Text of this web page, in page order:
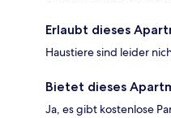
Erlaubt dieses
Haustiere sind leider
Bietet dieses
Ja, es gibt kostenlose